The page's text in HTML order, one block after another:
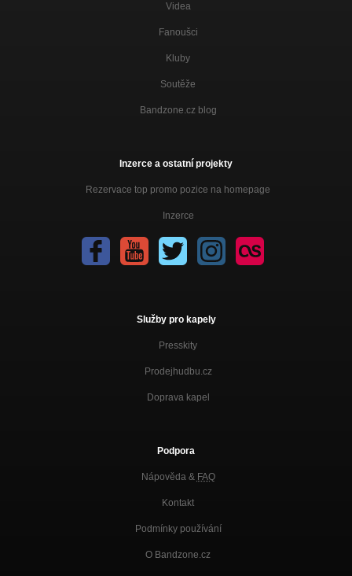
Videa
Fanoušci
Kluby
Soutěže
Bandzone.cz blog
Inzerce a ostatní projekty
Rezervace top promo pozice na homepage
Inzerce
Služby pro kapely
Presskity
Prodejhudbu.cz
Doprava kapel
Podpora
Nápověda & FAQ
Kontakt
Podmínky používání
O Bandzone.cz